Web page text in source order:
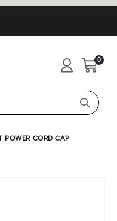
Cart
0
POWER CORD CAP